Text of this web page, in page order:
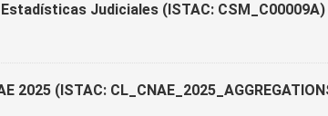
Judiciales (ISTAC: CSM_C00009A)
(ISTAC: